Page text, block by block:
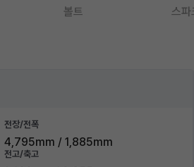
볼트 스파
전장/전폭
4,795mm / 1,885mm
전고/축고